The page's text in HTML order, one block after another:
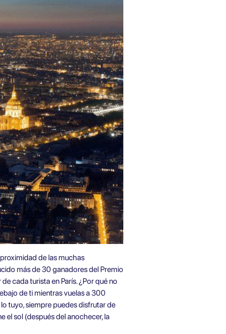
de las muchas
más de 30 ganadores del Premio
cada turista en París. ¿Por qué no
de ti mientras vuelas a 300
tuyo, siempre puedes disfrutar de
el sol (después del anochecer, la